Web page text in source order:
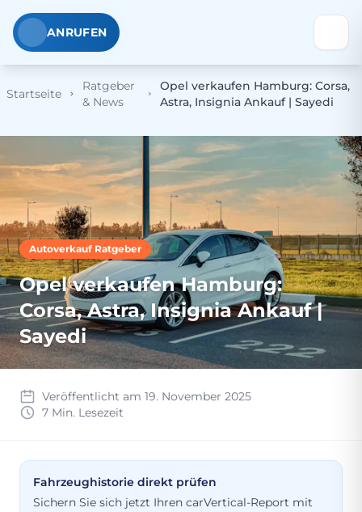
ANRUFEN
Startseite
Ratgeber
& News
Opel verkaufen Hamburg: Corsa,
Astra, Insignia Ankauf | Sayedi
Autoverkauf Ratgeber
Opel verkaufen Hamburg:
Corsa, Astra, Insignia Ankauf |
Sayedi
Veröffentlicht am 19. November 2025
7 Min. Lesezeit
Fahrzeughistorie direkt prüfen
Sichern Sie sich jetzt Ihren carVertical-Report mit